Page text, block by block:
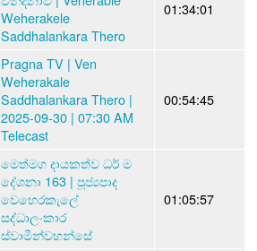
Weherakele
Saddhalankara Thero
01:34:01
Pragna TV | Ven
Weherakale
Saddhalankara Thero |
2025-09-30 | 07:30 AM
Telecast
00:54:45
මෙත්මග දායකත්ව ධර් ම
දේශනා 163 | පූජ්‍යපාද
වෙහෙරකැලේ
සද්ධාලංකාර
ස්වාමීන්වහන්සේ
01:05:57